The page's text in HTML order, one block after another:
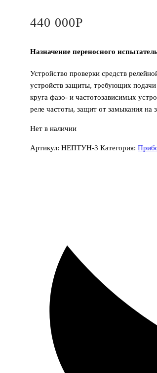
440 000Р
Назначение переносного
Устройство проверки средств
устройств защиты, требующих подачи
круга фазо- и частотозависимых
реле частоты, защит от замыкания на
Нет в наличии
Артикул:НЕПТУН-3 Категория: